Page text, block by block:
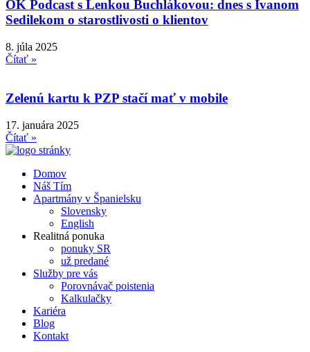
OK Podcast s Lenkou Buchlákovou: dnes s Ivanom
Sedilekom o starostlivosti o klientov
8. júla 2025
Čítať »
Zelenú kartu k PZP stačí mať v mobile
17. januára 2025
Čítať »
Domov
Náš Tím
Apartmány v Španielsku
Slovensky
English
Realitná ponuka
ponuky SR
už predané
Služby pre vás
Porovnávač poistenia
Kalkulačky
Kariéra
Blog
Kontakt